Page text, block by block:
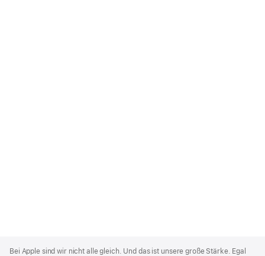
Footer
Bei Apple sind wir nicht alle gleich. Und das ist unsere große Stärke. Egal